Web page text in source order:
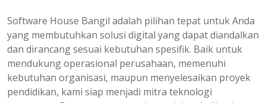
Software House Bangil adalah pilihan tepat untuk Anda
yang membutuhkan solusi digital yang dapat diandalkan
dan dirancang sesuai kebutuhan spesifik. Baik untuk
mendukung operasional perusahaan, memenuhi
kebutuhan organisasi, maupun menyelesaikan proyek
pendidikan, kami siap menjadi mitra teknologi